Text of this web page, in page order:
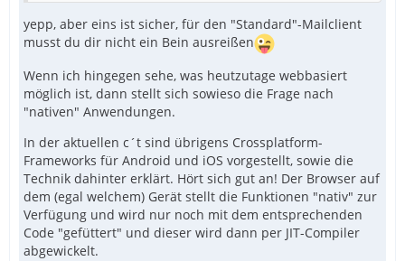
yepp, aber eins ist sicher, für den "Standard"-Mailclient
musst du dir nicht ein Bein ausreißen
Wenn ich hingegen sehe, was heutzutage webbasiert
möglich ist, dann stellt sich sowieso die Frage nach
"nativen" Anwendungen.
In der aktuellen c´t sind übrigens Crossplatform-
Frameworks für Android und iOS vorgestellt, sowie die
Technik dahinter erklärt. Hört sich gut an! Der Browser auf
dem (egal welchem) Gerät stellt die Funktionen "nativ" zur
Verfügung und wird nur noch mit dem entsprechenden
Code "gefüttert" und dieser wird dann per JIT-Compiler
abgewickelt.